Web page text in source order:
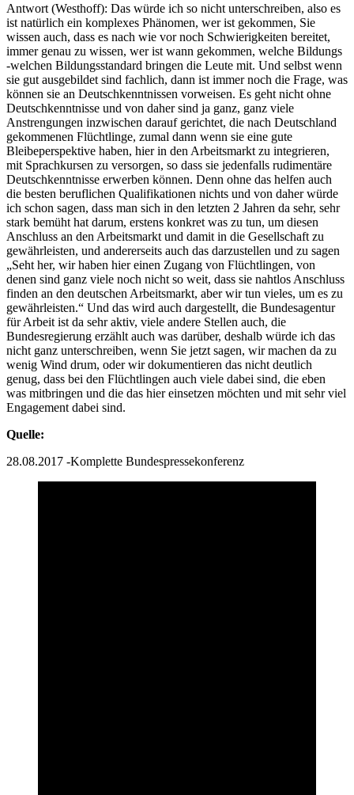
Antwort (Westhoff): Das würde ich so nicht unterschreiben, also es
ist natürlich ein komplexes Phänomen, wer ist gekommen, Sie
wissen auch, dass es nach wie vor noch Schwierigkeiten bereitet,
immer genau zu wissen, wer ist wann gekommen, welche Bildungs
-welchen Bildungsstandard bringen die Leute mit. Und selbst wenn
sie gut ausgebildet sind fachlich, dann ist immer noch die Frage, was
können sie an Deutschkenntnissen vorweisen. Es geht nicht ohne
Deutschkenntnisse und von daher sind ja ganz, ganz viele
Anstrengungen inzwischen darauf gerichtet, die nach Deutschland
gekommenen Flüchtlinge, zumal dann wenn sie eine gute
Bleibeperspektive haben, hier in den Arbeitsmarkt zu integrieren,
mit Sprachkursen zu versorgen, so dass sie jedenfalls rudimentäre
Deutschkenntnisse erwerben können. Denn ohne das helfen auch
die besten beruflichen Qualifikationen nichts und von daher würde
ich schon sagen, dass man sich in den letzten 2 Jahren da sehr, sehr
stark bemüht hat darum, erstens konkret was zu tun, um diesen
Anschluss an den Arbeitsmarkt und damit in die Gesellschaft zu
gewährleisten, und andererseits auch das darzustellen und zu sagen
„Seht her, wir haben hier einen Zugang von Flüchtlingen, von
denen sind ganz viele noch nicht so weit, dass sie nahtlos Anschluss
finden an den deutschen Arbeitsmarkt, aber wir tun vieles, um es zu
gewährleisten.“ Und das wird auch dargestellt, die Bundesagentur
für Arbeit ist da sehr aktiv, viele andere Stellen auch, die
Bundesregierung erzählt auch was darüber, deshalb würde ich das
nicht ganz unterschreiben, wenn Sie jetzt sagen, wir machen da zu
wenig Wind drum, oder wir dokumentieren das nicht deutlich
genug, dass bei den Flüchtlingen auch viele dabei sind, die eben
was mitbringen und die das hier einsetzen möchten und mit sehr viel
Engagement dabei sind.
Quelle:
28.08.2017 -Komplette Bundespressekonferenz